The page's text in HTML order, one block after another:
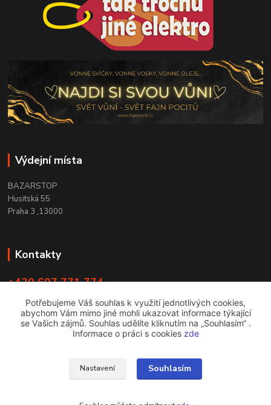
Výdejní místa
BAZARSTOP
Husitská 55
Praha 3 ,13000
Kontakty
+420 607 771 774
info@bazarstop.cz
bazarstop
Potřebujeme Váš souhlas k využití jednotlivých cookies,
abychom Vám mimo jiné mohli ukazovat informace týkající
se Vašich zájmů. Souhlas udělíte kliknutím na „Souhlasím“ .
Informace o práci s cookies zde
Nastavení Souhlasím